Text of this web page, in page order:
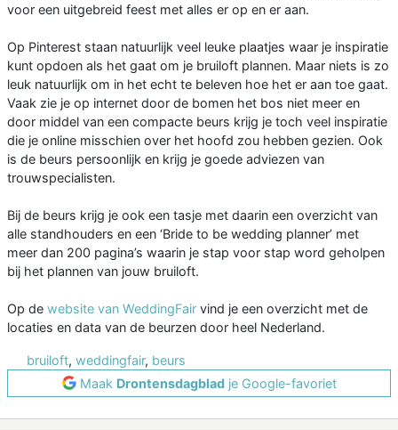
voor een uitgebreid feest met alles er op en er aan.
Op Pinterest staan natuurlijk veel leuke plaatjes waar je inspiratie
kunt opdoen als het gaat om je bruiloft plannen. Maar niets is zo
leuk natuurlijk om in het echt te beleven hoe het er aan toe gaat.
Vaak zie je op internet door de bomen het bos niet meer en
door middel van een compacte beurs krijg je toch veel inspiratie
die je online misschien over het hoofd zou hebben gezien. Ook
is de beurs persoonlijk en krijg je goede adviezen van
trouwspecialisten.
Bij de beurs krijg je ook een tasje met daarin een overzicht van
alle standhouders en een ‘Bride to be wedding planner’ met
meer dan 200 pagina’s waarin je stap voor stap word geholpen
bij het plannen van jouw bruiloft.
Op de website van WeddingFair vind je een overzicht met de
locaties en data van de beurzen door heel Nederland.
bruiloft, weddingfair, beurs
Maak Drontensdagbladje Google-favoriet